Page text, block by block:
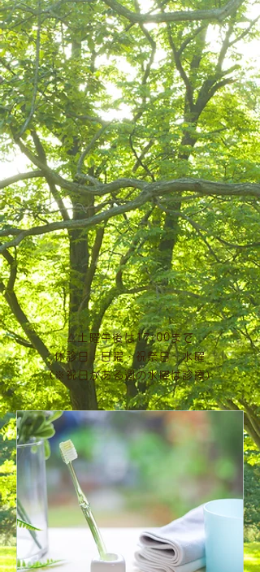
△土曜午後は17:00まで
休診日：日曜・祝祭日・水曜
（※祝日がある週の水曜は診療）